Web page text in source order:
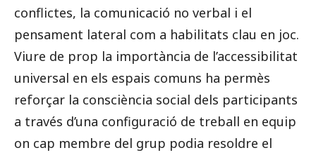
conflictes, la comunicació no verbal i el
pensament lateral com a habilitats clau en joc.
Viure de prop la importància de l’accessibilitat
universal en els espais comuns ha permès
reforçar la consciència social dels participants
a través d’una configuració de treball en equip
on cap membre del grup podia resoldre el